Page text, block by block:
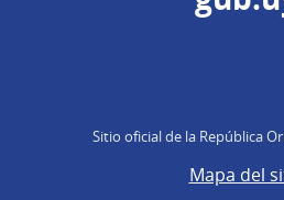
Sitio oficial de la República
Mapa del